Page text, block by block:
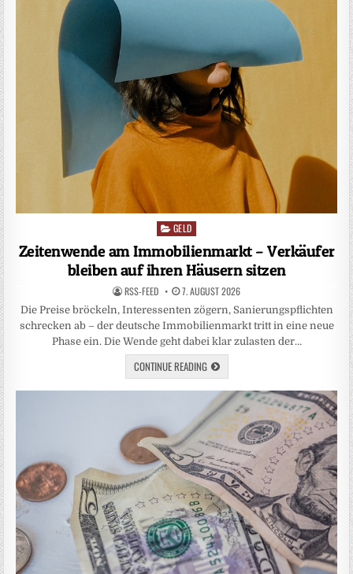
Posted
GELD
Zeitenwende am Immobilienmarkt – Verkäufer
bleiben auf ihren Häusern sitzen
RSS-FEED 7. AUGUST 2026
Die Preise bröckeln, Interessenten zögern, Sanierungspflichten
schrecken ab – der deutsche Immobilienmarkt tritt in eine neue
Phase ein. Die Wende geht dabei klar zulasten der…
CONTINUE READING